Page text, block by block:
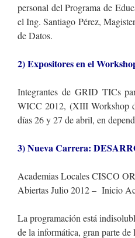
personal del Programa de
el Ing. Santiago Pérez,
de Datos.
2) Expositores en el
Integrantes de GRID TICs
WICC 2012, (XIII Workshop
días 26 y 27 de abril, en
3) Nueva Carrera:
Academias Locales CISCO
Abiertas Julio 2012 – Inicio
La programación está
de la informática, gran parte